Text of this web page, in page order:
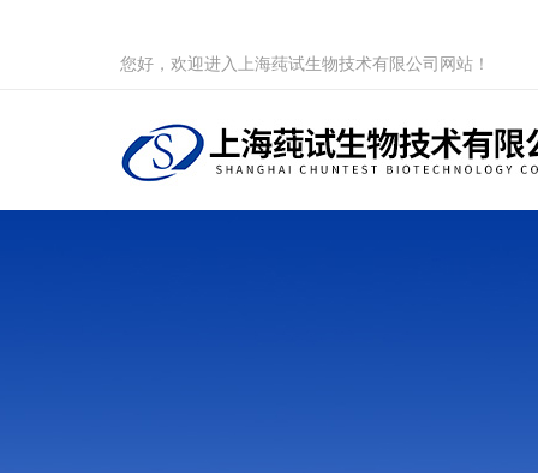
您好，欢迎进入上海莼试生物技术有限公司网站！